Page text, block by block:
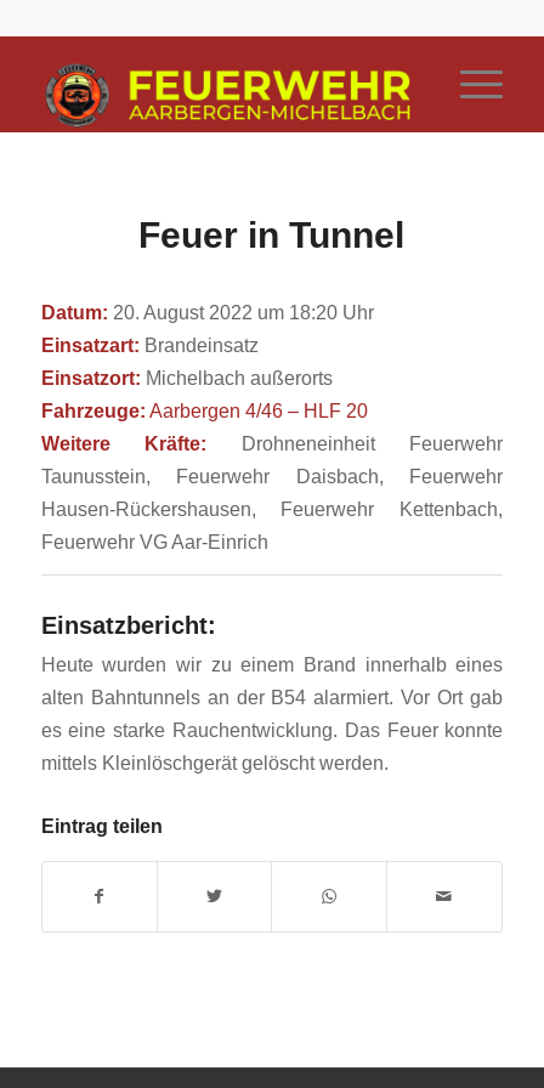
Feuer in Tunnel
Datum: 20. August 2022 um 18:20 Uhr
Einsatzart: Brandeinsatz
Einsatzort: Michelbach außerorts
Fahrzeuge: Aarbergen 4/46 – HLF 20
Weitere Kräfte: Drohneneinheit Feuerwehr
Taunusstein, Feuerwehr Daisbach, Feuerwehr
Hausen-Rückershausen, Feuerwehr Kettenbach,
Feuerwehr VG Aar-Einrich
Einsatzbericht:
Heute wurden wir zu einem Brand innerhalb eines
alten Bahntunnels an der B54 alarmiert. Vor Ort gab
es eine starke Rauchentwicklung. Das Feuer konnte
mittels Kleinlöschgerät gelöscht werden.
Eintrag teilen